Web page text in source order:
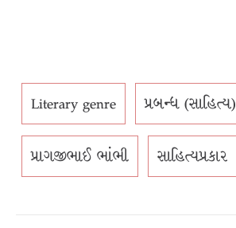
Literary genre પ્રબન્ધ (સાહિત્ય)
પ્રાગજીભાઈ ભાંભી સાહિત્યપ્રકાર